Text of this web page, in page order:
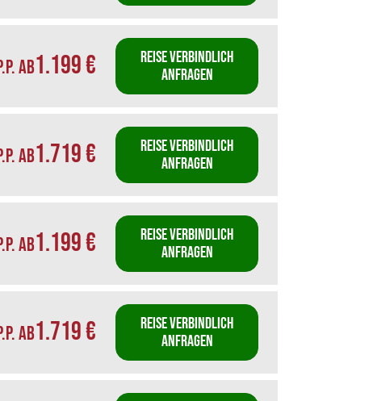
AB1.199 €
REISE VERBINDLICH
ANFRAGEN
AB1.719 €
REISE VERBINDLICH
ANFRAGEN
AB1.199 €
REISE VERBINDLICH
ANFRAGEN
AB1.719 €
REISE VERBINDLICH
ANFRAGEN